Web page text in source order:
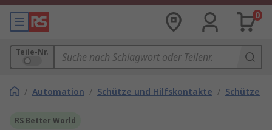
0
Teile-Nr.
/ Automation / Schütze und Hilfskontakte / Schütze
RS Better World